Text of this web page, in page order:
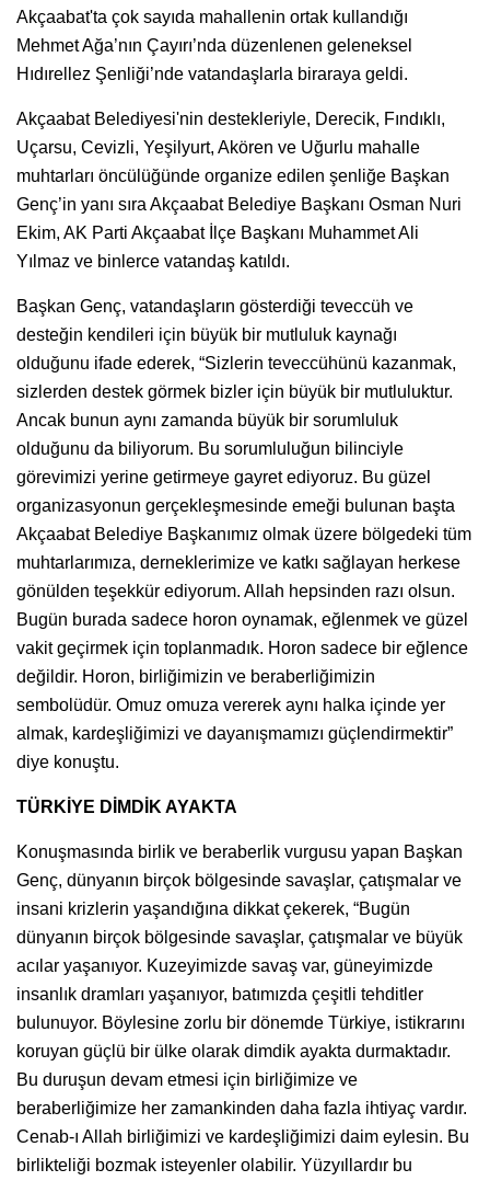
Akçaabat'ta çok sayıda mahallenin ortak kullandığı
Mehmet Ağa’nın Çayırı’nda düzenlenen geleneksel
Hıdırellez Şenliği’nde vatandaşlarla biraraya geldi.
Akçaabat Belediyesi'nin destekleriyle, Derecik, Fındıklı,
Uçarsu, Cevizli, Yeşilyurt, Akören ve Uğurlu mahalle
muhtarları öncülüğünde organize edilen şenliğe Başkan
Genç’in yanı sıra Akçaabat Belediye Başkanı Osman Nuri
Ekim, AK Parti Akçaabat İlçe Başkanı Muhammet Ali
Yılmaz ve binlerce vatandaş katıldı.
Başkan Genç, vatandaşların gösterdiği teveccüh ve
desteğin kendileri için büyük bir mutluluk kaynağı
olduğunu ifade ederek, “Sizlerin teveccühünü kazanmak,
sizlerden destek görmek bizler için büyük bir mutluluktur.
Ancak bunun aynı zamanda büyük bir sorumluluk
olduğunu da biliyorum. Bu sorumluluğun bilinciyle
görevimizi yerine getirmeye gayret ediyoruz. Bu güzel
organizasyonun gerçekleşmesinde emeği bulunan başta
Akçaabat Belediye Başkanımız olmak üzere bölgedeki tüm
muhtarlarımıza, derneklerimize ve katkı sağlayan herkese
gönülden teşekkür ediyorum. Allah hepsinden razı olsun.
Bugün burada sadece horon oynamak, eğlenmek ve güzel
vakit geçirmek için toplanmadık. Horon sadece bir eğlence
değildir. Horon, birliğimizin ve beraberliğimizin
sembolüdür. Omuz omuza vererek aynı halka içinde yer
almak, kardeşliğimizi ve dayanışmamızı güçlendirmektir”
diye konuştu.
TÜRKİYE DİMDİK AYAKTA
Konuşmasında birlik ve beraberlik vurgusu yapan Başkan
Genç, dünyanın birçok bölgesinde savaşlar, çatışmalar ve
insani krizlerin yaşandığına dikkat çekerek, “Bugün
dünyanın birçok bölgesinde savaşlar, çatışmalar ve büyük
acılar yaşanıyor. Kuzeyimizde savaş var, güneyimizde
insanlık dramları yaşanıyor, batımızda çeşitli tehditler
bulunuyor. Böylesine zorlu bir dönemde Türkiye, istikrarını
koruyan güçlü bir ülke olarak dimdik ayakta durmaktadır.
Bu duruşun devam etmesi için birliğimize ve
beraberliğimize her zamankinden daha fazla ihtiyaç vardır.
Cenab-ı Allah birliğimizi ve kardeşliğimizi daim eylesin. Bu
birlikteliği bozmak isteyenler olabilir. Yüzyıllardır bu